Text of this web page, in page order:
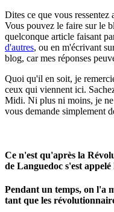
Dites ce que vous
Vous pouvez le faire sur le
quelconque article faisant
d'autres, ou en m'écrivant
blog, car mes réponses
Quoi qu'il en soit, je
ceux qui viennent ici.
Midi. Ni plus ni moins, je ne
vous demande simplement
Ce n'est qu'après la
de Languedoc s'est
Pendant un temps, on l'a
tant que les